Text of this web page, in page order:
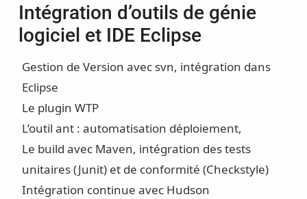
Intégration d’outils de génie
logiciel et IDE Eclipse
Gestion de Version avec svn, intégration dans
Eclipse
Le plugin WTP
L’outil ant : automatisation déploiement,
Le build avec Maven, intégration des tests
unitaires (Junit) et de conformité (Checkstyle)
Intégration continue avec Hudson